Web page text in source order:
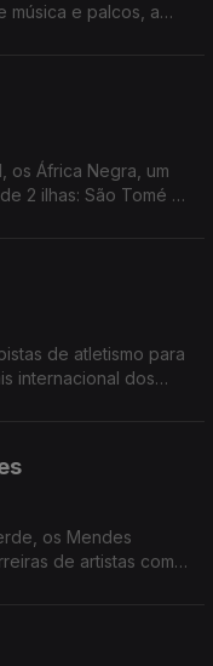
música e palcos, a
os África Negra, um
2 ilhas: São Tomé e
os Mendes
de artistas como